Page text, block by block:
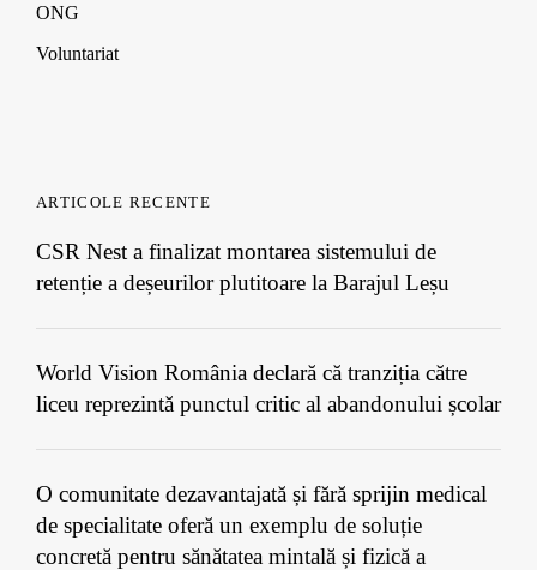
ONG
Voluntariat
ARTICOLE RECENTE
CSR Nest a finalizat montarea sistemului de
retenție a deșeurilor plutitoare la Barajul Leșu
World Vision România declară că tranziția către
liceu reprezintă punctul critic al abandonului școlar
O comunitate dezavantajată și fără sprijin medical
de specialitate oferă un exemplu de soluție
concretă pentru sănătatea mintală și fizică a